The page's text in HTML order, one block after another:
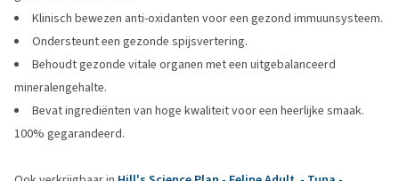
Klinisch bewezen anti-oxidanten voor een gezond immuunsysteem.
Ondersteunt een gezonde spijsvertering.
Behoudt gezonde vitale organen met een uitgebalanceerd
mineralengehalte.
Bevat ingrediënten van hoge kwaliteit voor een heerlijke smaak.
100% gegarandeerd.